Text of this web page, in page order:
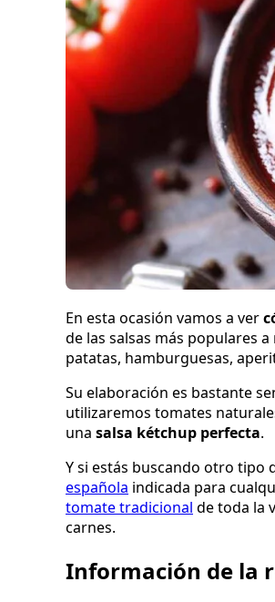
En esta ocasión vamos a ver
de las salsas más populares
patatas, hamburguesas,
Su elaboración es bastante
utilizaremos tomates
una salsa kétchup perfecta.
Y si estás buscando otro tipo
española indicada para
tomate tradicional de toda la
carnes.
Información de la